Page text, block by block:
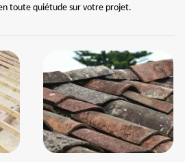
toute quiétude sur votre projet.